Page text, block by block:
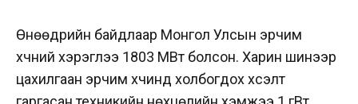
Өнөөдрийн байдлаар Монгол Улсын эрчим
хүчний хэрэглээ 1803 МВт болсон. Харин шинээр
цахилгаан эрчим хүчинд холбогдох хүсэлт